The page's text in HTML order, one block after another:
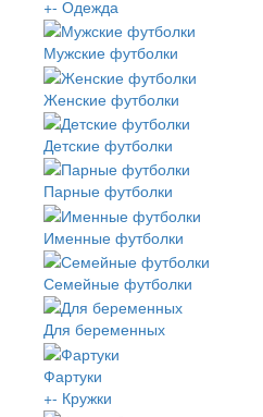
+- Одежда
Мужские футболки
Женские футболки
Детские футболки
Парные футболки
Именные футболки
Семейные футболки
Для беременных
Фартуки
+- Кружки